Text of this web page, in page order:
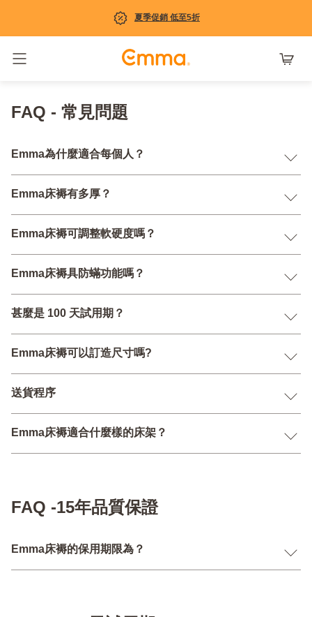
夏季促銷 低至5折
FAQ - 常見問題
Emma為什麼適合每個人？
Emma床褥有多厚？
Emma床褥可調整軟硬度嗎？
Emma床褥具防蟎功能嗎？
甚麼是 100 天試用期？
Emma床褥可以訂造尺寸嗎?
送貨程序
Emma床褥適合什麼樣的床架？
FAQ -15年品質保證
Emma床褥的保用期限為？